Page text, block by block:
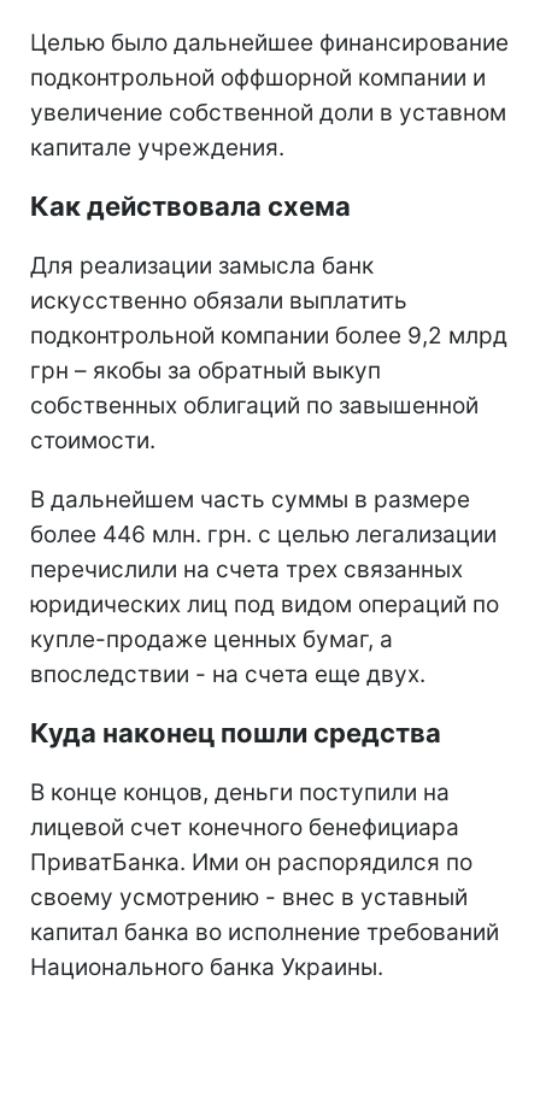
Целью было дальнейшее финансирование
подконтрольной оффшорной компании и
увеличение собственной доли в уставном
капитале учреждения.
Как действовала схема
Для реализации замысла банк
искусственно обязали выплатить
подконтрольной компании более 9,2 млрд
грн – якобы за обратный выкуп
собственных облигаций по завышенной
стоимости.
В дальнейшем часть суммы в размере
более 446 млн. грн. с целью легализации
перечислили на счета трех связанных
юридических лиц под видом операций по
купле-продаже ценных бумаг, а
впоследствии - на счета еще двух.
Куда наконец пошли средства
В конце концов, деньги поступили на
лицевой счет конечного бенефициара
ПриватБанка. Ими он распорядился по
своему усмотрению - внес в уставный
капитал банка во исполнение требований
Национального банка Украины.